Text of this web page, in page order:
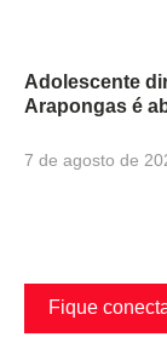
Adolescente
Arapongas é
7 de agosto de
Fique